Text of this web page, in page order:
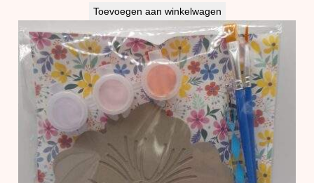
Toevoegen aan winkelwagen